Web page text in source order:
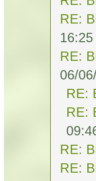
RE:
16:25
RE:
06/
RE:
RE:
RE:
RE: